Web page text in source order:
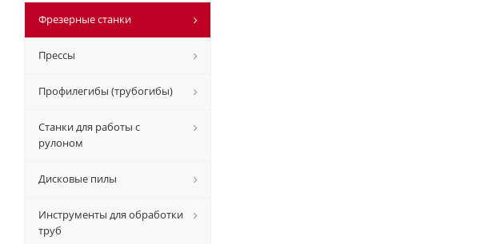
Фрезерные станки
Прессы
Профилегибы (трубогибы)
Станки для работы с
рулоном
Дисковые пилы
Инструменты для обработки
труб